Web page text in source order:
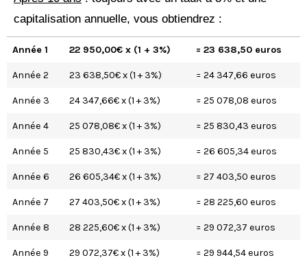
capitalisation annuelle, vous obtiendrez :
Année 1 22 950,00€ x (1 + 3%) = 23 638,50 euros
Année 2 23 638,50€ x (1 + 3%) = 24 347,66 euros
Année 3 24 347,66€ x (1 + 3%) = 25 078,08 euros
Année 4 25 078,08€ x (1 + 3%) = 25 830,43 euros
Année 5 25 830,43€ x (1 + 3%) = 26 605,34 euros
Année 6 26 605,34€ x (1 + 3%) = 27 403,50 euros
Année 7 27 403,50€ x (1 + 3%) = 28 225,60 euros
Année 8 28 225,60€ x (1 + 3%) = 29 072,37 euros
Année 9 29 072,37€ x (1 + 3%) = 29 944,54 euros